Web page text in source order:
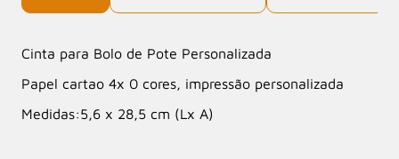
Cinta para Bolo de Pote Personalizada
Papel cartao 4x 0 cores, impressão personalizada
Medidas:5,6 x 28,5 cm (Lx A)